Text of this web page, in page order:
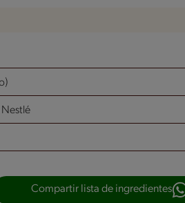
Nestlé
Compartir lista de ingredientes